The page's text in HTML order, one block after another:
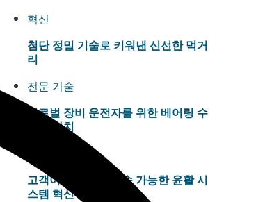
혁신
첨단 정밀 기술로 키워낸 신선한 먹거
리
전문 기술
글로벌 장비 운전자를 위한 베어링 수
리의 가치
고객이 주도하는 지속 가능한 윤활 시
스템 혁신